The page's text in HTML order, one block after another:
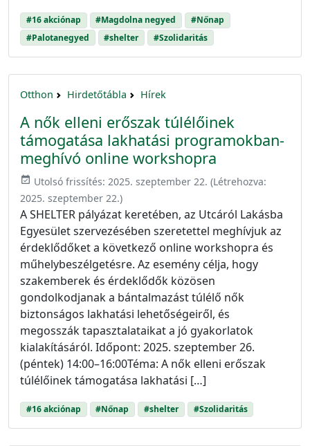
#16 akciónap #Magdolna negyed
#Nőnap
#Palotanegyed
#shelter #Szolidaritás
Otthon Hirdetőtábla Hírek
A nők elleni erőszak túlélőinek
támogatása lakhatási programokban-
meghívó online workshopra
event_available Utolsó frissítés: 2025. szeptember 22. (Létrehozva:
2025. szeptember 22.)
A SHELTER pályázat keretében, az Utcáról Lakásba
Egyesület szervezésében szeretettel meghívjuk az
érdeklődőket a következő online workshopra és
műhelybeszélgetésre. Az esemény célja, hogy
szakemberek és érdeklődők közösen
gondolkodjanak a bántalmazást túlélő nők
biztonságos lakhatási lehetőségeiről, és
megosszák tapasztalataikat a jó gyakorlatok
kialakításáról. Időpont: 2025. szeptember 26.
(péntek) 14:00–16:00Téma: A nők elleni erőszak
túlélőinek támogatása lakhatási […]
#16 akciónap #Nőnap #shelter #Szolidaritás